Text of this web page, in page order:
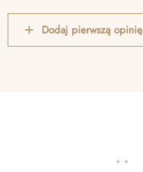
Dodaj pierwszą opinię